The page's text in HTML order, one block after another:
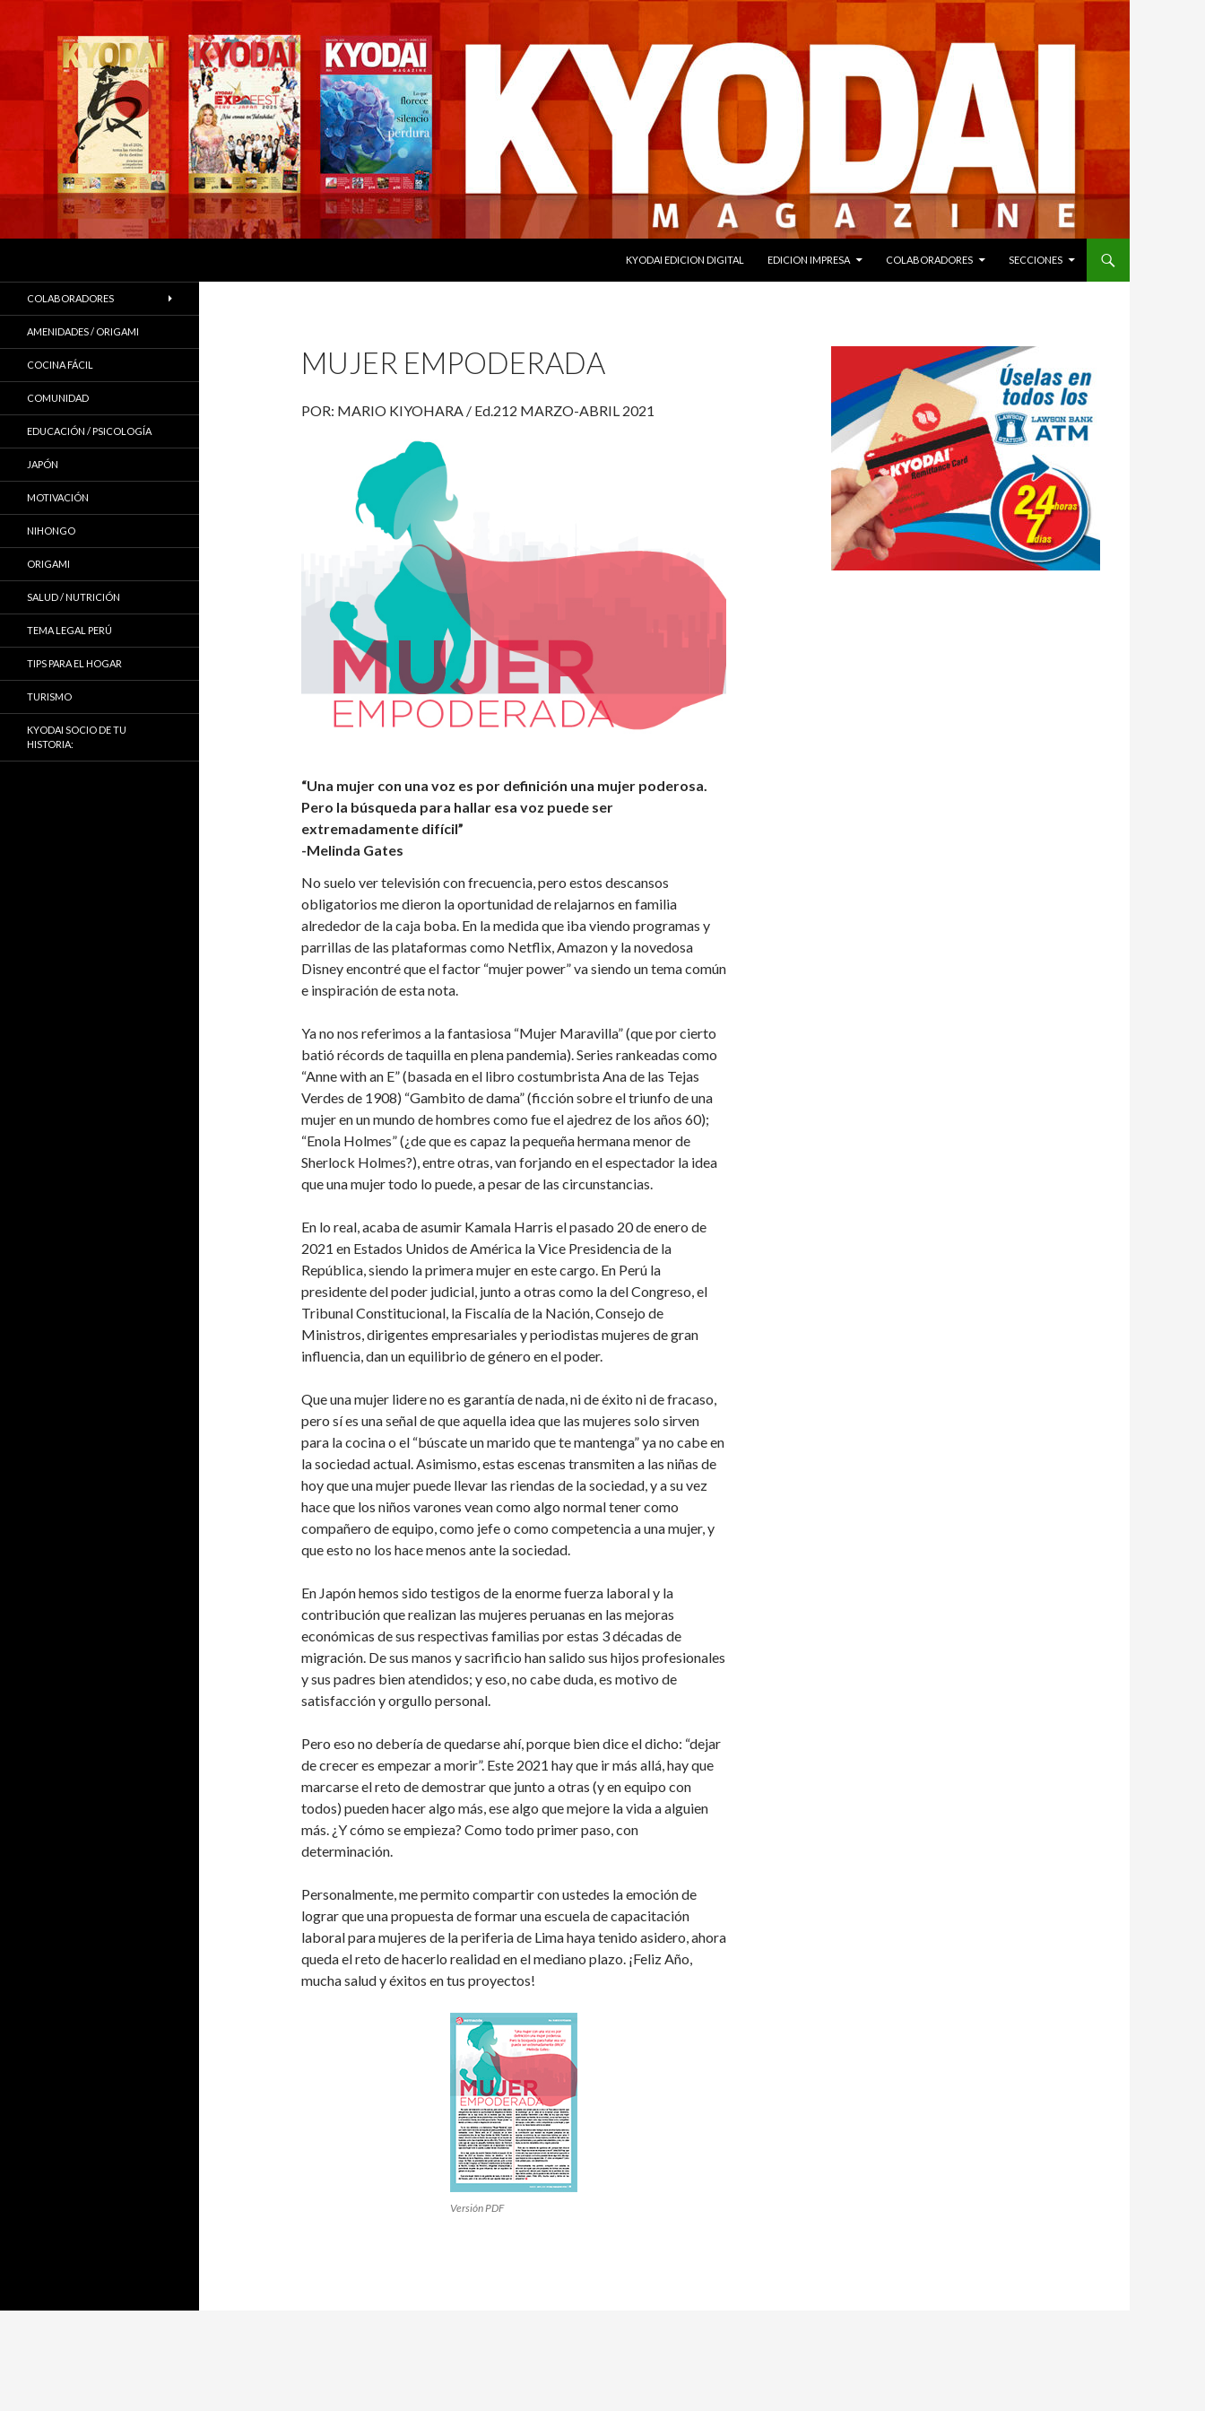
KYODAI EDICION DIGITAL
EDICION IMPRESA COLABORADORES SECCIONES
MUJER EMPODERADA
POR: MARIO KIYOHARA / Ed.212 MARZO-ABRIL 2021
“Una mujer con una voz es por definición una mujer poderosa.
Pero la búsqueda para hallar esa voz puede ser
extremadamente difícil”
-Melinda Gates
No suelo ver televisión con frecuencia, pero estos descansos
obligatorios me dieron la oportunidad de relajarnos en familia
alrededor de la caja boba. En la medida que iba viendo programas y
parrillas de las plataformas como Netflix, Amazon y la novedosa
Disney encontré que el factor “mujer power” va siendo un tema común
e inspiración de esta nota.
Ya no nos referimos a la fantasiosa “Mujer Maravilla” (que por cierto
batió récords de taquilla en plena pandemia). Series rankeadas como
“Anne with an E” (basada en el libro costumbrista Ana de las Tejas
Verdes de 1908) “Gambito de dama” (ficción sobre el triunfo de una
mujer en un mundo de hombres como fue el ajedrez de los años 60);
“Enola Holmes” (¿de que es capaz la pequeña hermana menor de
Sherlock Holmes?), entre otras, van forjando en el espectador la idea
que una mujer todo lo puede, a pesar de las circunstancias.
En lo real, acaba de asumir Kamala Harris el pasado 20 de enero de
2021 en Estados Unidos de América la Vice Presidencia de la
República, siendo la primera mujer en este cargo. En Perú la
presidente del poder judicial, junto a otras como la del Congreso, el
Tribunal Constitucional, la Fiscalía de la Nación, Consejo de
Ministros, dirigentes empresariales y periodistas mujeres de gran
influencia, dan un equilibrio de género en el poder.
Que una mujer lidere no es garantía de nada, ni de éxito ni de fracaso,
pero sí es una señal de que aquella idea que las mujeres solo sirven
para la cocina o el “búscate un marido que te mantenga” ya no cabe en
la sociedad actual. Asimismo, estas escenas transmiten a las niñas de
hoy que una mujer puede llevar las riendas de la sociedad, y a su vez
hace que los niños varones vean como algo normal tener como
compañero de equipo, como jefe o como competencia a una mujer, y
que esto no los hace menos ante la sociedad.
En Japón hemos sido testigos de la enorme fuerza laboral y la
contribución que realizan las mujeres peruanas en las mejoras
económicas de sus respectivas familias por estas 3 décadas de
migración. De sus manos y sacrificio han salido sus hijos profesionales
y sus padres bien atendidos; y eso, no cabe duda, es motivo de
satisfacción y orgullo personal.
Pero eso no debería de quedarse ahí, porque bien dice el dicho: “dejar
de crecer es empezar a morir”. Este 2021 hay que ir más allá, hay que
marcarse el reto de demostrar que junto a otras (y en equipo con
todos) pueden hacer algo más, ese algo que mejore la vida a alguien
más. ¿Y cómo se empieza? Como todo primer paso, con
determinación.
Personalmente, me permito compartir con ustedes la emoción de
lograr que una propuesta de formar una escuela de capacitación
laboral para mujeres de la periferia de Lima haya tenido asidero, ahora
queda el reto de hacerlo realidad en el mediano plazo. ¡Feliz Año,
mucha salud y éxitos en tus proyectos!
Versión PDF
COLABORADORES
AMENIDADES / ORIGAMI
COCINA FÁCIL
COMUNIDAD
EDUCACIÓN / PSICOLOGÍA
JAPÓN
MOTIVACIÓN
NIHONGO
ORIGAMI
SALUD / NUTRICIÓN
TEMA LEGAL PERÚ
TIPS PARA EL HOGAR
TURISMO
KYODAI SOCIO DE TU
HISTORIA: